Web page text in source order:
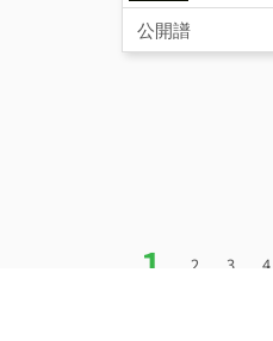
公開譜
1 2 3 4